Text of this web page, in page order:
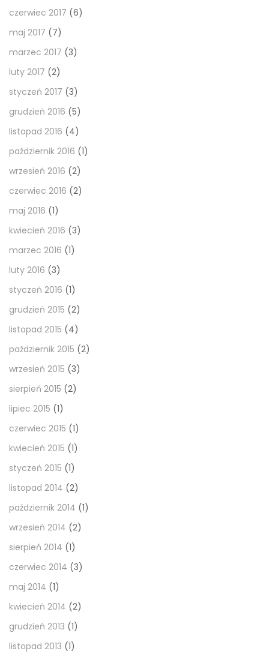
czerwiec 2017 (6)
maj 2017 (7)
marzec 2017 (3)
luty 2017 (2)
styczeń 2017 (3)
grudzień 2016 (5)
listopad 2016 (4)
październik 2016 (1)
wrzesień 2016 (2)
czerwiec 2016 (2)
maj 2016 (1)
kwiecień 2016 (3)
marzec 2016 (1)
luty 2016 (3)
styczeń 2016 (1)
grudzień 2015 (2)
listopad 2015 (4)
październik 2015 (2)
wrzesień 2015 (3)
sierpień 2015 (2)
lipiec 2015 (1)
czerwiec 2015 (1)
kwiecień 2015 (1)
styczeń 2015 (1)
listopad 2014 (2)
październik 2014 (1)
wrzesień 2014 (2)
sierpień 2014 (1)
czerwiec 2014 (3)
maj 2014 (1)
kwiecień 2014 (2)
grudzień 2013 (1)
listopad 2013 (1)